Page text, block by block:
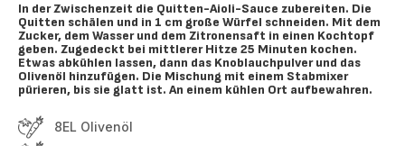
In der Zwischenzeit die Quitten-Aioli-Sauce zubereiten. Die
Quitten schälen und in 1 cm große Würfel schneiden. Mit dem
Zucker, dem Wasser und dem Zitronensaft in einen Kochtopf
geben. Zugedeckt bei mittlerer Hitze 25 Minuten kochen.
Etwas abkühlen lassen, dann das Knoblauchpulver und das
Olivenöl hinzufügen. Die Mischung mit einem Stabmixer
pürieren, bis sie glatt ist. An einem kühlen Ort aufbewahren.
8EL Olivenöl